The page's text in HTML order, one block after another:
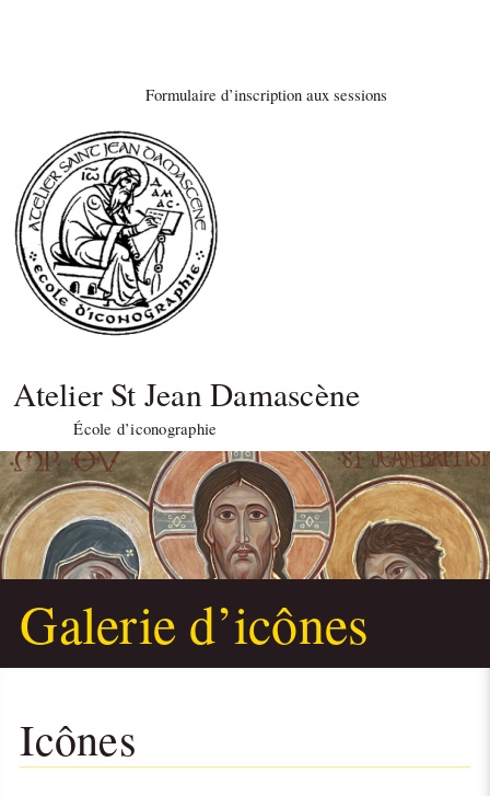
Formulaire d’inscription aux sessions
Atelier St Jean Damascène
École d’iconographie
Galerie d’icônes
Icônes